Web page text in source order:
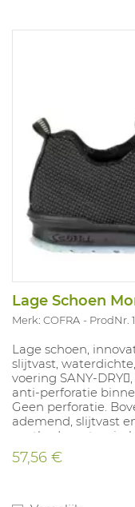
Lage Schoen
Merk: COFRA ProdNr.
Lage schoen,
slijtvast,
voering SANY-
anti-perforatie
Geen perforatie.
ademend, slijtvast
voetbed,
geparfumeerd
tekening van de
impactenergie
57,56 €